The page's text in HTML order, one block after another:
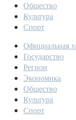
Общество
Культура
Спорт
Официальная
Государство
Регион
Экономика
Общество
Культура
Спорт